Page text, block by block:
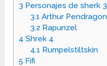
3 Personajes de sherk 3
3.1 Arthur Pendragon
3.2 Rapunzel
4 Shrek 4
4.1 Rumpelstiltskin
5 Fifi